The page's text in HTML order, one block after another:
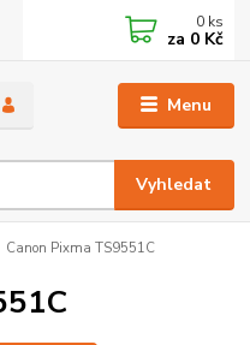
Menu
Vyhledat
0 ks
za 0 Kč
Canon Pixma TS9551C